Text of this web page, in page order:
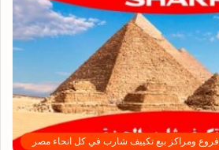
فروع ومراكز بيع تكييف شارب في كل انحاء مصر